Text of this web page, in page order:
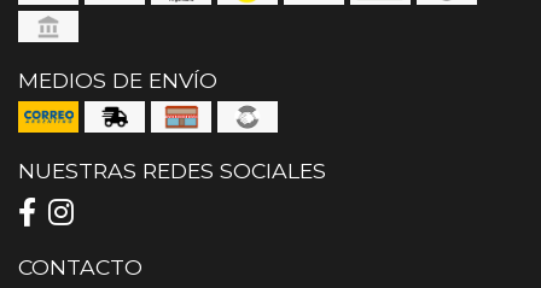
MEDIOS DE ENVÍO
NUESTRAS REDES SOCIALES
CONTACTO